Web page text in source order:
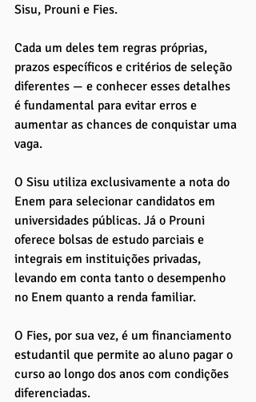
Sisu, Prouni e Fies.
Cada um deles tem regras próprias,
prazos específicos e critérios de seleção
diferentes — e conhecer esses detalhes
é fundamental para evitar erros e
aumentar as chances de conquistar uma
vaga.
O Sisu utiliza exclusivamente a nota do
Enem para selecionar candidatos em
universidades públicas. Já o Prouni
oferece bolsas de estudo parciais e
integrais em instituições privadas,
levando em conta tanto o desempenho
no Enem quanto a renda familiar.
O Fies, por sua vez, é um financiamento
estudantil que permite ao aluno pagar o
curso ao longo dos anos com condições
diferenciadas.